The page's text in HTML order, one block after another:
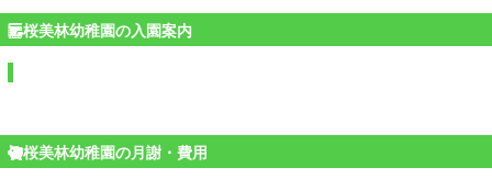
桜美林幼稚園の入園案内
桜美林幼稚園の月謝・費用